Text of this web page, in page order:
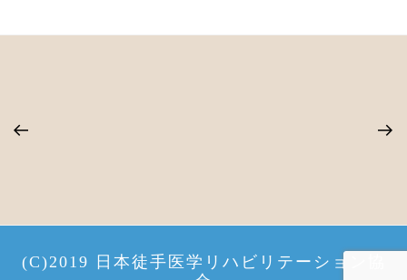
(C)2019 日本徒手医学リハビリテーション協